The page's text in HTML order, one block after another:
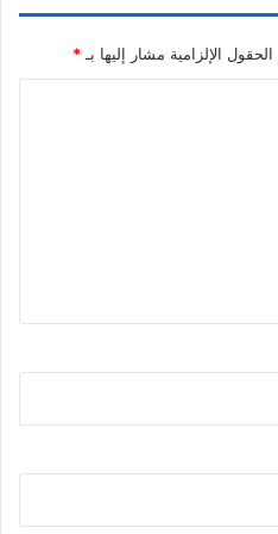
الحقول الإلزامية مشار إليها بـ *